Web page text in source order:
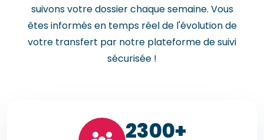
suivons votre dossier chaque semaine. Vous
êtes informés en temps réel de l'évolution de
votre transfert par notre plateforme de suivi
sécurisée !
2300+